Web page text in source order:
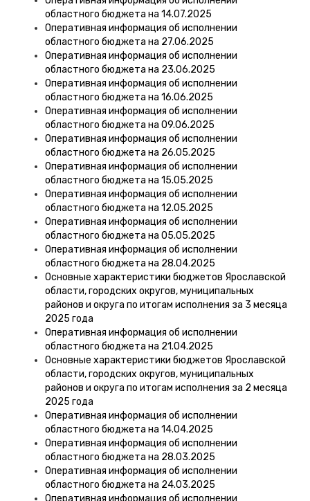
областного бюджета на 14.07.2025
Оперативная информация об исполнении
областного бюджета на 27.06.2025
Оперативная информация об исполнении
областного бюджета на 23.06.2025
Оперативная информация об исполнении
областного бюджета на 16.06.2025
Оперативная информация об исполнении
областного бюджета на 09.06.2025
Оперативная информация об исполнении
областного бюджета на 26.05.2025
Оперативная информация об исполнении
областного бюджета на 15.05.2025
Оперативная информация об исполнении
областного бюджета на 12.05.2025
Оперативная информация об исполнении
областного бюджета на 05.05.2025
Оперативная информация об исполнении
областного бюджета на 28.04.2025
Основные характеристики бюджетов Ярославской
области, городских округов, муниципальных
районов и округа по итогам исполнения за 3 месяца
2025 года
Оперативная информация об исполнении
областного бюджета на 21.04.2025
Основные характеристики бюджетов Ярославской
области, городских округов, муниципальных
районов и округа по итогам исполнения за 2 месяца
2025 года
Оперативная информация об исполнении
областного бюджета на 14.04.2025
Оперативная информация об исполнении
областного бюджета на 28.03.2025
Оперативная информация об исполнении
областного бюджета на 24.03.2025